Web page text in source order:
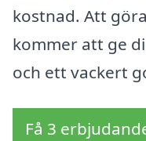
kostnad. Att
kommer att ge
och ett vackert
Få 3